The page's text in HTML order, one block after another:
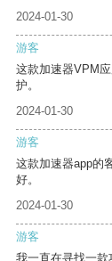
2024-01-30
游客
这款加速器VPM
护。
2024-01-30
游客
这款加速器app的
好。
2024-01-30
游客
我一直在寻找一